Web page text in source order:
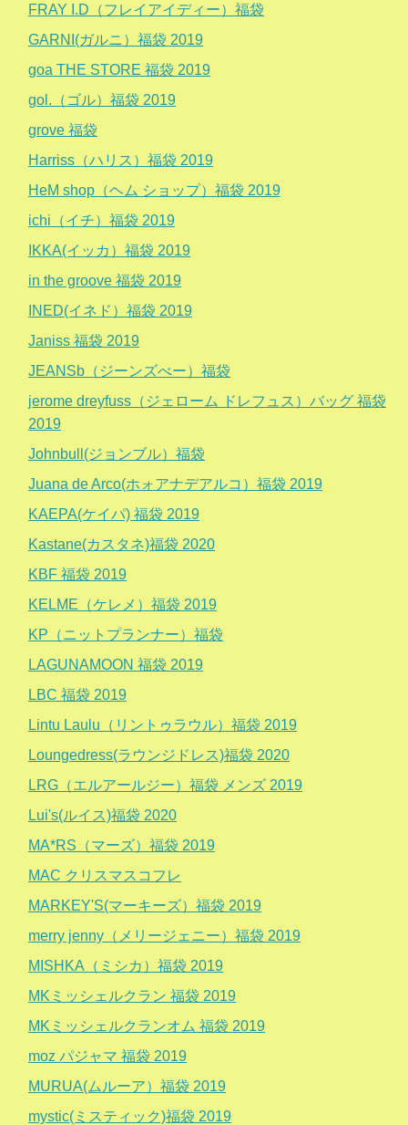
FRAY I.D（フレイアイディー）福袋
GARNI(ガルニ）福袋 2019
goa THE STORE 福袋 2019
gol.（ゴル）福袋 2019
grove 福袋
Harriss（ハリス）福袋 2019
HeM shop（ヘム ショップ）福袋 2019
ichi（イチ）福袋 2019
IKKA(イッカ）福袋 2019
in the groove 福袋 2019
INED(イネド）福袋 2019
Janiss 福袋 2019
JEANSb（ジーンズべー）福袋
jerome dreyfuss（ジェローム ドレフュス）バッグ 福袋
2019
Johnbull(ジョンブル）福袋
Juana de Arco(ホォアナデアルコ）福袋 2019
KAEPA(ケイパ) 福袋 2019
Kastane(カスタネ)福袋 2020
KBF 福袋 2019
KELME（ケレメ）福袋 2019
KP（ニットプランナー）福袋
LAGUNAMOON 福袋 2019
LBC 福袋 2019
Lintu Laulu（リントゥラウル）福袋 2019
Loungedress(ラウンジドレス)福袋 2020
LRG（エルアールジー）福袋 メンズ 2019
Lui's(ルイス)福袋 2020
MA*RS（マーズ）福袋 2019
MAC クリスマスコフレ
MARKEY'S(マーキーズ）福袋 2019
merry jenny（メリージェニー）福袋 2019
MISHKA（ミシカ）福袋 2019
MKミッシェルクラン 福袋 2019
MKミッシェルクランオム 福袋 2019
moz パジャマ 福袋 2019
MURUA(ムルーア）福袋 2019
mystic(ミスティック)福袋 2019